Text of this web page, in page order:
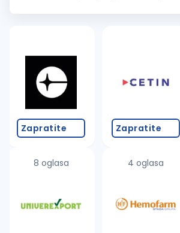
Zapratite
8 oglasa
Zapratite
4 oglasa